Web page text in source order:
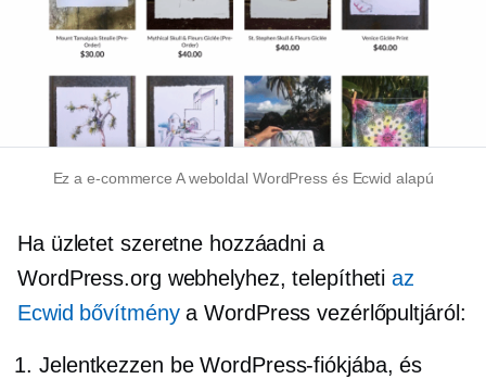
Ez ae-commerce A weboldal WordPress és Ecwid alapú
Ha üzletet szeretne hozzáadni a
WordPress.org webhelyhez, telepíthetiaz
Ecwid bővítménya WordPress vezérlőpultjáról:
Jelentkezzen be WordPress-fiókjába, és